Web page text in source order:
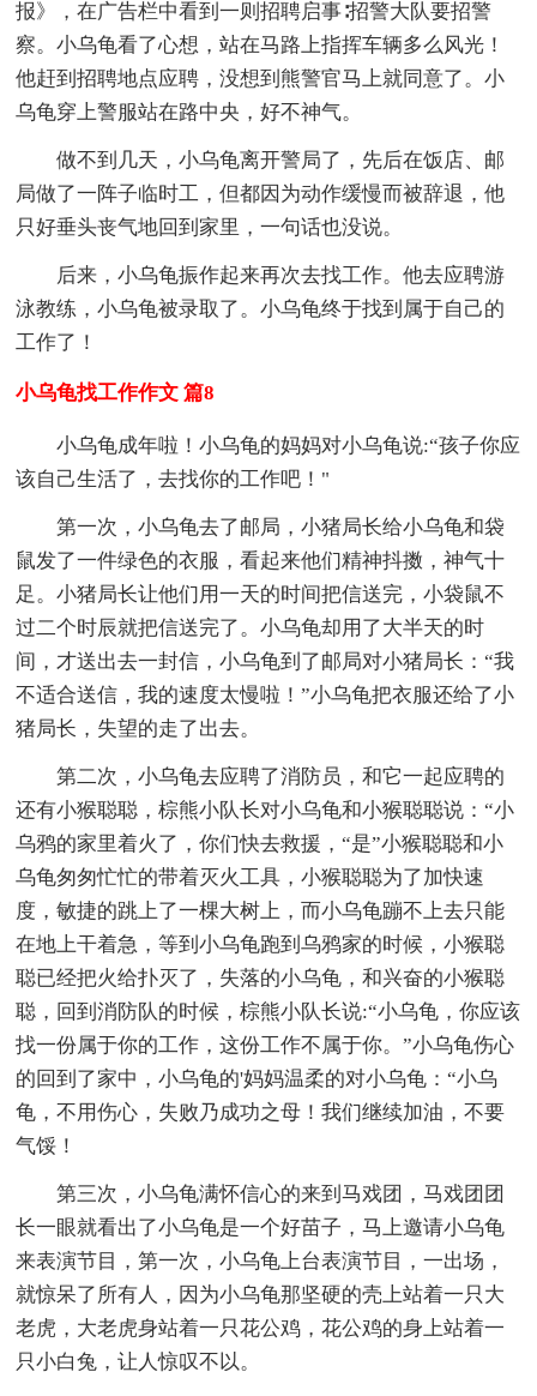
报》，在广告栏中看到一则招聘启事∶招警大队要招警
察。小乌龟看了心想，站在马路上指挥车辆多么风光！
他赶到招聘地点应聘，没想到熊警官马上就同意了。小
乌龟穿上警服站在路中央，好不神气。
做不到几天，小乌龟离开警局了，先后在饭店、邮
局做了一阵子临时工，但都因为动作缓慢而被辞退，他
只好垂头丧气地回到家里，一句话也没说。
后来，小乌龟振作起来再次去找工作。他去应聘游
泳教练，小乌龟被录取了。小乌龟终于找到属于自己的
工作了！
小乌龟找工作作文 篇8
小乌龟成年啦！小乌龟的妈妈对小乌龟说:“孩子你应
该自己生活了，去找你的工作吧！"
第一次，小乌龟去了邮局，小猪局长给小乌龟和袋
鼠发了一件绿色的衣服，看起来他们精神抖擞，神气十
足。小猪局长让他们用一天的时间把信送完，小袋鼠不
过二个时辰就把信送完了。小乌龟却用了大半天的时
间，才送出去一封信，小乌龟到了邮局对小猪局长：“我
不适合送信，我的速度太慢啦！”小乌龟把衣服还给了小
猪局长，失望的走了出去。
第二次，小乌龟去应聘了消防员，和它一起应聘的
还有小猴聪聪，棕熊小队长对小乌龟和小猴聪聪说：“小
乌鸦的家里着火了，你们快去救援，“是”小猴聪聪和小
乌龟匆匆忙忙的带着灭火工具，小猴聪聪为了加快速
度，敏捷的跳上了一棵大树上，而小乌龟蹦不上去只能
在地上干着急，等到小乌龟跑到乌鸦家的时候，小猴聪
聪已经把火给扑灭了，失落的小乌龟，和兴奋的小猴聪
聪，回到消防队的时候，棕熊小队长说:“小乌龟，你应该
找一份属于你的工作，这份工作不属于你。”小乌龟伤心
的回到了家中，小乌龟的'妈妈温柔的对小乌龟：“小乌
龟，不用伤心，失败乃成功之母！我们继续加油，不要
气馁！
第三次，小乌龟满怀信心的来到马戏团，马戏团团
长一眼就看出了小乌龟是一个好苗子，马上邀请小乌龟
来表演节目，第一次，小乌龟上台表演节目，一出场，
就惊呆了所有人，因为小乌龟那坚硬的壳上站着一只大
老虎，大老虎身站着一只花公鸡，花公鸡的身上站着一
只小白兔，让人惊叹不以。